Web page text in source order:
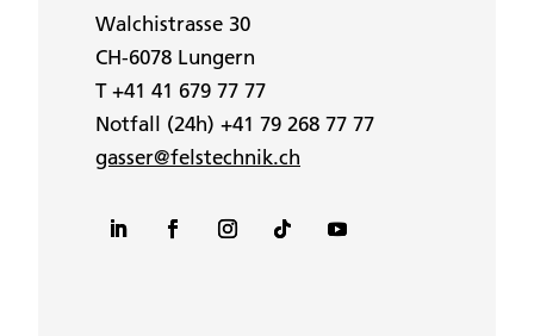
Walchistrasse 30
CH-6078 Lungern
T +41 41 679 77 77
Notfall (24h) +41 79 268 77 77
gasser@felstechnik.ch